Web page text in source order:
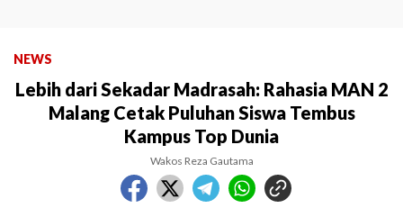
NEWS
Lebih dari Sekadar Madrasah: Rahasia MAN 2
Malang Cetak Puluhan Siswa Tembus
Kampus Top Dunia
Wakos Reza Gautama